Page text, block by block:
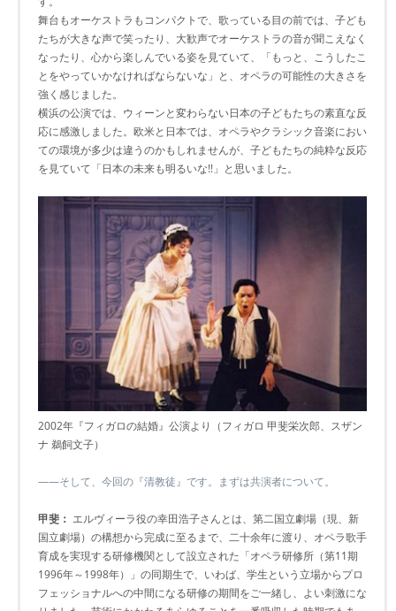
舞台もオーケストラもコンパクトで、歌っている目の前では、子ども
たちが大きな声で笑ったり、大歓声でオーケストラの音が聞こえなく
なったり、心から楽しんでいる姿を見ていて、「もっと、こうしたこ
とをやっていかなければならないな」と、オペラの可能性の大きさを
強く感じました。
横浜の公演では、ウィーンと変わらない日本の子どもたちの素直な反
応に感激しました。欧米と日本では、オペラやクラシック音楽におい
ての環境が多少は違うのかもしれませんが、子どもたちの純粋な反応
を見ていて「日本の未来も明るいな!!」と思いました。
2002年『フィガロの結婚』公演より（フィガロ 甲斐栄次郎、スザン
ナ 鵜飼文子）
――そして、今回の『清教徒』です。まずは共演者について。
甲斐： エルヴィーラ役の幸田浩子さんとは、第二国立劇場（現、新
国立劇場）の構想から完成に至るまで、二十余年に渡り、オペラ歌手
育成を実現する研修機関として設立された「オペラ研修所（第11期
1996年～1998年）」の同期生で、いわば、学生という立場からプロ
フェッショナルへの中間になる研修の期間をご一緒し、よい刺激にな